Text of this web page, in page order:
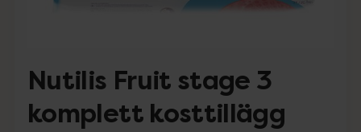
Nutilis Fruit stage 3
komplett kosttillägg